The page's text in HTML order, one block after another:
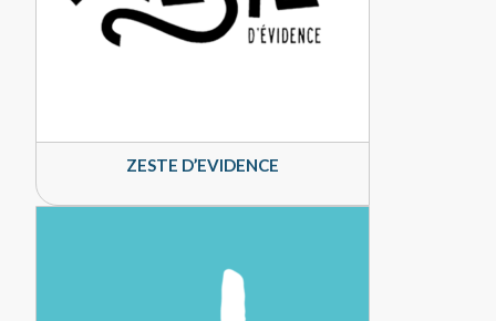
ZESTE D’EVIDENCE